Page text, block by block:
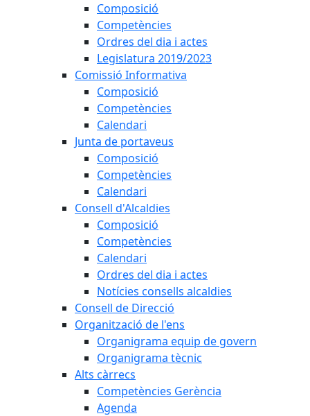
Composició
Competències
Ordres del dia i actes
Legislatura 2019/2023
Comissió Informativa
Composició
Competències
Calendari
Junta de portaveus
Composició
Competències
Calendari
Consell d'Alcaldies
Composició
Competències
Calendari
Ordres del dia i actes
Notícies consells alcaldies
Consell de Direcció
Organització de l'ens
Organigrama equip de govern
Organigrama tècnic
Alts càrrecs
Competències Gerència
Agenda